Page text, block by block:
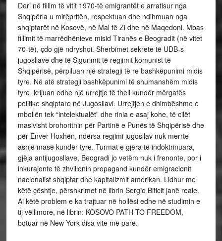
Deri në fillim të vitit 1970-të emigrantët e arratisur nga
Shqipëria u mirëpritën, respektuan dhe ndihmuan nga
shqiptarët në Kosovë, në Mal të Zi dhe në Maqedoni. Mbas
fillimit të marrëdhënieve misid Tiranës e Beogradit (në vitet
70-të), çdo gjë ndryshoi. Sherbimet sekrete të UDB-s
jugosllave dhe të Sigurimit të regjimit komunist të
Shqipërisë, përpiluan një strategji të re bashkëpunimi midis
tyre. Në atë strategji bashkëpunimi të shumanshëm midis
tyre, krijuan edhe një urrejtje të thell kundër mërgatës
politike shqiptare në Jugosllavi. Urrejtjen e dhimbëshme e
mbollën tek “intelektualët” dhe rinia e asaj kohe, të cilët
masivisht brohoritnin për Partinë e Punës të Shqipërisë dhe
për Enver Hoxhën, ndërsa regjimi jugosllav nuk merrte
asnjë masë kundër tyre. Turmat e gjëra të indoktrinuara,
gjëja antijugosllave, Beogradi jo vetëm nuk i frenonte, por i
inkurajonte të zhvillonin propagand kundër emigracionit
nacionalist shqiptar dhe kapitalizmit amerikan. Lidhur me
këtë çështje, përshkrimet në librin Sergio Biticit janë reale.
Ai këtë problem e ka trajtuar në hollësi edhe në studimin e
tij vëllimore, në librin: KOSOVO PATH TO FREEDOM,
botuar në New York disa vite më parë.